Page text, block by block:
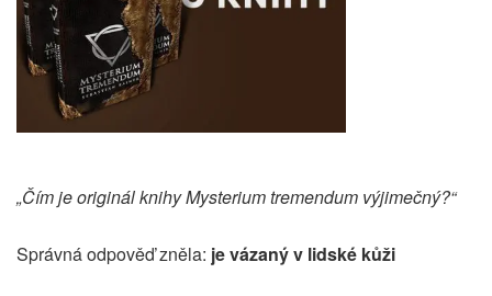
„Čím je originál knihy Mysterium tremendum výjimečný?“
Správná odpověď zněla: je vázaný v lidské kůži